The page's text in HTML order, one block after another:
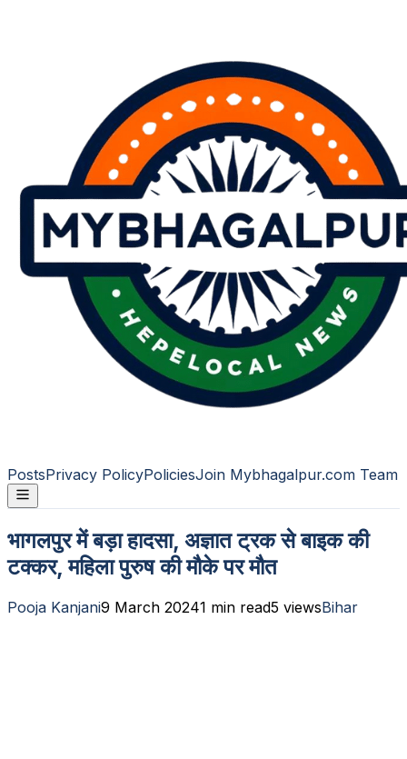
PostsPrivacy PolicyPoliciesJoin Mybhagalpur.com Team
भागलपुर में बड़ा हादसा, अज्ञात ट्रक से बाइक की
टक्कर, महिला पुरुष की मौके पर मौत
Pooja Kanjani9 March 20241 min read5 viewsBihar